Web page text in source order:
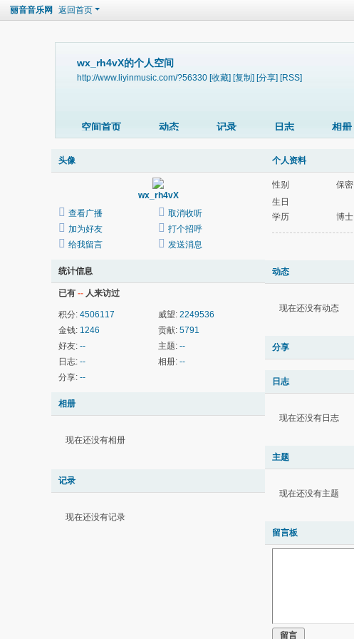
丽音音乐网 返回首页
wx_rh4vX的个人空间
http://www.liyinmusic.com/?56330 [收藏] [复制] [分享] [RSS]
空间首页 动态 记录 日志 相册
头像
wx_rh4vX
查看广播
取消收听
加为好友
打个招呼
给我留言
发送消息
统计信息
已有 -- 人来访过
积分: 4506117 威望: 2249536
金钱: 1246 贡献: 5791
好友: -- 主题: --
日志: -- 相册: --
分享: --
相册
现在还没有相册
记录
现在还没有记录
个人资料
性别
保密
生日
学历
博士
动态
现在还没有动态
分享
日志
现在还没有日志
主题
现在还没有主题
留言板
留言